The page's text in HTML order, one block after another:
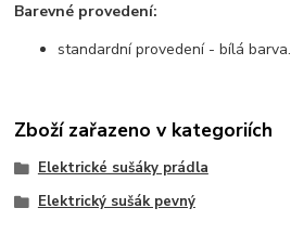
Barevné provedení:
standardní provedení - bílá barva.
Zboží zařazeno v kategoriích
Elektrické sušáky prádla
Elektrický sušák pevný